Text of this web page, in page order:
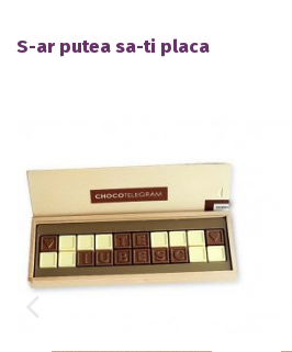
S-ar putea sa-ti placa